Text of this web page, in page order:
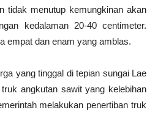
tidak menutup kemungkinan akan
kedalaman 20-40 centimeter.
empat dan enam yang amblas.
yang tinggal di tepian sungai Lae
angkutan sawit yang kelebihan
melakukan penertiban truk